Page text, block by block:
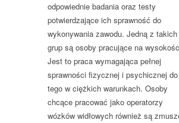
odpowiednie badania oraz testy
potwierdzające ich sprawność do
wykonywania zawodu. Jedną z takich
grup są osoby pracujące na
Jest to praca wymagająca pełnej
sprawności fizycznej i psychicznej do
tego w ciężkich warunkach. Osoby
chcące pracować jako operatorzy
wózków widłowych również są